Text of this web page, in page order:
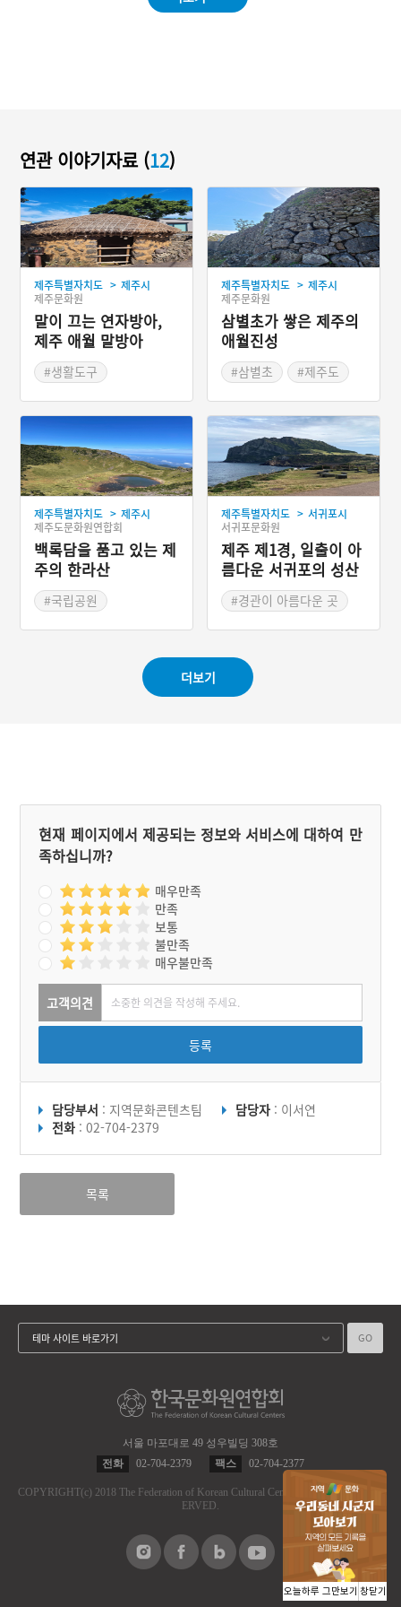
연관 이야기자료 (12)
제주특별자치도 > 제주시
제주문화원
말이 끄는 연자방아,
제주 애월 말방아
#생활도구
#조선시대 석조문화
제주특별자치도 > 제주시
제주문화원
삼별초가 쌓은 제주의
애월진성
#삼별초
#제주도
제주특별자치도 > 제주시
제주도문화원연합회
백록담을 품고 있는 제
주의 한라산
#국립공원
제주특별자치도 > 서귀포시
서귀포문화원
제주 제1경, 일출이 아
름다운 서귀포의 성산
일출봉
#경관이 아름다운 곳
더보기
현재 페이지에서 제공되는 정보와 서비스에 대하여 만
족하십니까?
매우만족
만족
보통
불만족
매우불만족
고객의견
등록
담당부서 : 지역문화콘텐츠팀 담당자 : 이서연
전화 : 02-704-2379
목록
서울 마포대로 49 성우빌딩 308호
전화
02-704-2379 팩스 02-704-2377
COPYRIGHT(c) 2018 The Federation of Korean Cultural Centers.
ALL RIGHT RES
ERVED.
테마 사이트 바로가기 GO
오늘하루 그만보기 창닫기